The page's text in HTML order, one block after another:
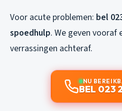
Voor acute problemen: bel
spoedhulp. We geven vooraf
verrassingen achteraf.
NU
BEL 023